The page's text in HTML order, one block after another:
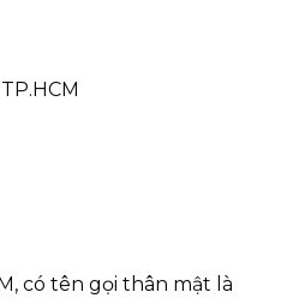
có tên gọi thân mật là